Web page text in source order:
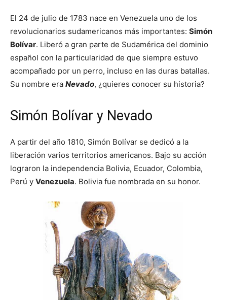
El 24 de julio de 1783 nace en Venezuela uno de los
revolucionarios sudamericanos más importantes: Simón
Bolívar. Liberó a gran parte de Sudamérica del dominio
español con la particularidad de que siempre estuvo
acompañado por un perro, incluso en las duras batallas.
Su nombre era Nevado, ¿quieres conocer su historia?
Simón Bolívar y Nevado
A partir del año 1810, Simón Bolívar se dedicó a la
liberación varios territorios americanos. Bajo su acción
lograron la independencia Bolivia, Ecuador, Colombia,
Perú y Venezuela. Bolivia fue nombrada en su honor.